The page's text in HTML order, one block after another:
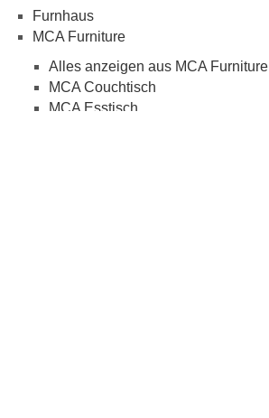
Furnhaus
MCA Furniture
Alles anzeigen aus MCA Furniture
MCA Couchtisch
MCA Esstisch